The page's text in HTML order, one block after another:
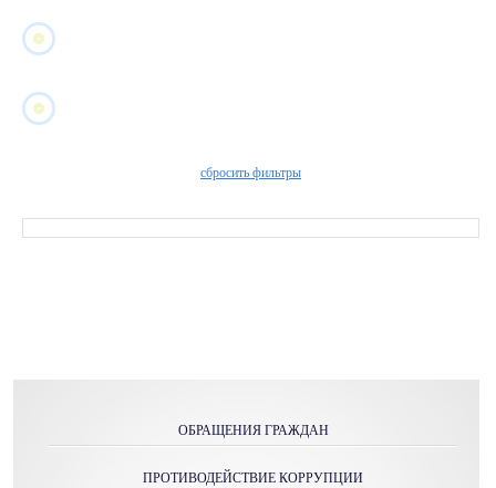
сбросить фильтры
ОБРАЩЕНИЯ ГРАЖДАН
ПРОТИВОДЕЙСТВИЕ КОРРУПЦИИ